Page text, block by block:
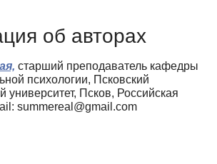
об авторах
старший преподаватель кафедры
психологии, Псковский
университет, Псков, Российская
summereal@gmail.com